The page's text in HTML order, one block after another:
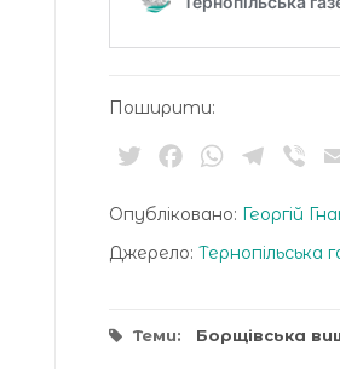
Поширити:
TwitterFacebookWhatsApp
Опубліковано: Георгій
Джерело: Тернопільська
Теми: Борщівська